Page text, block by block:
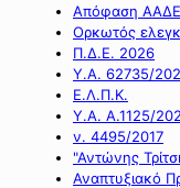
Απόφαση ΑΑΔΕ
Ορκωτός
Π.Δ.Ε. 2026
Υ.Α. 62735/
Ε.Λ.Π.Κ.
Υ.Α. Α.1125/
ν. 4495/2017
"Αντώνης
Αναπτυξιακό